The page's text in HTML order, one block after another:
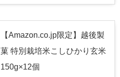
【Amazon.co.jp限定】越後製
菓 特別栽培米こしひかり玄米
150g×12個